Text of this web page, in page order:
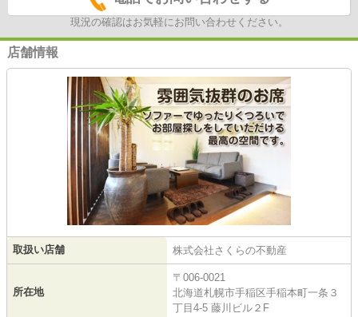
現況の確認はお気軽にお問い合わせください。
店舗情報
取扱い店舗 株式会社さくらの不動産
所在地
〒006-0021
北海道札幌市手稲区手稲本町一条３
丁目4-5 藤川ビル２F